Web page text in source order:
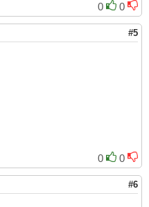
0 0
#5
0
0
#6